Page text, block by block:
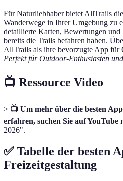
Für Naturliebhaber bietet AllTrails
Wanderwege in Ihrer Umgebung zu
detaillierte Karten, Bewertungen und
bereits die Trails befahren haben.
AllTrails als ihre bevorzugte App
Perfekt für Outdoor-Enthusiasten
📺 Ressource Video
> 📺 Um mehr über die besten
erfahren, suchen Sie auf YouTube
2026".
✅ Tabelle der besten
Freizeitgestaltung